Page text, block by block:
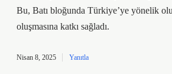
Bu, Batı bloğunda Türkiye’ye yönelik
oluşmasına katkı sağladı.
Nisan 8, 2025 Yanıtla